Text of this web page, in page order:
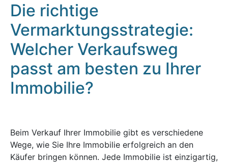
Die richtige
Vermarktungsstrategie:
Welcher Verkaufsweg
passt am besten zu Ihrer
Immobilie?
Beim Verkauf Ihrer Immobilie gibt es verschiedene
Wege, wie Sie Ihre Immobilie erfolgreich an den
Käufer bringen können. Jede Immobilie ist einzigartig,